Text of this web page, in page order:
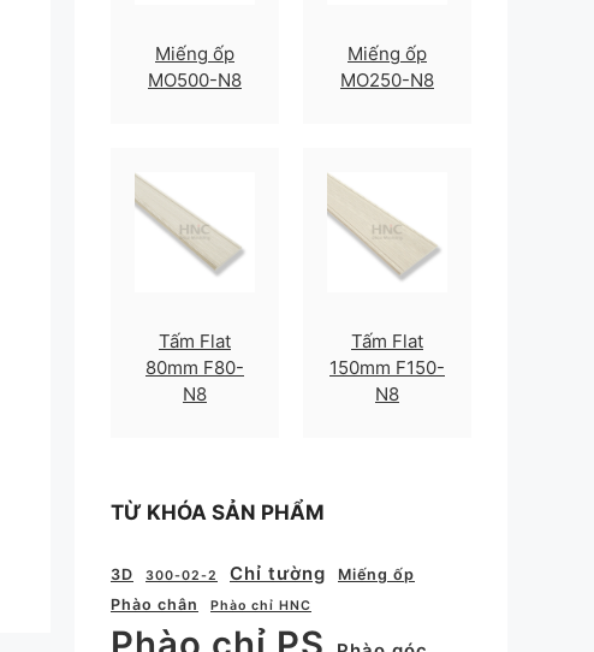
Miếng ốp
MO500-N8
Miếng ốp
MO250-N8
Tấm Flat
80mm F80-
N8
Tấm Flat
150mm F150-
N8
TỪ KHÓA SẢN PHẨM
3D 300-02-2 Chỉ tường
Miếng ốp
Phào chân
Phào chỉ HNC